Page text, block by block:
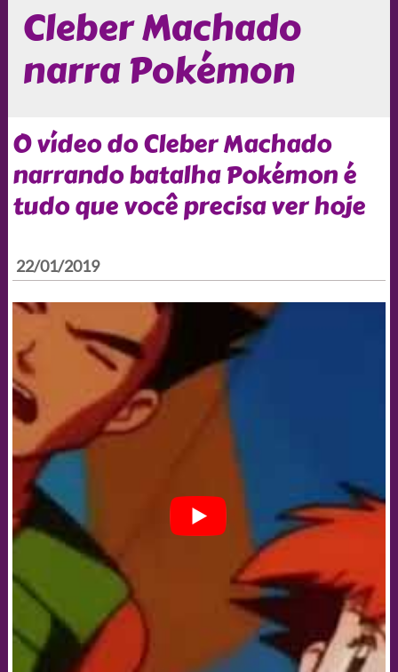
Cleber Machado
narra Pokémon
O vídeo do Cleber Machado
narrando batalha Pokémon é
tudo que você precisa ver hoje
22/01/2019